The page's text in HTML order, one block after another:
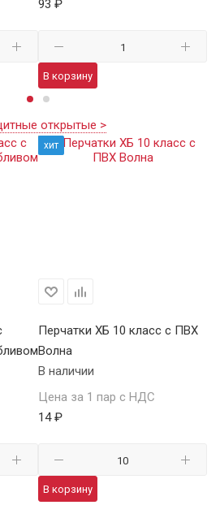
93 ₽
В корзину
открытые >
хит
Перчатки ХБ 10 класс с ПВХ
Волна
В наличии
Цена за 1 пар с НДС
14 ₽
В корзину